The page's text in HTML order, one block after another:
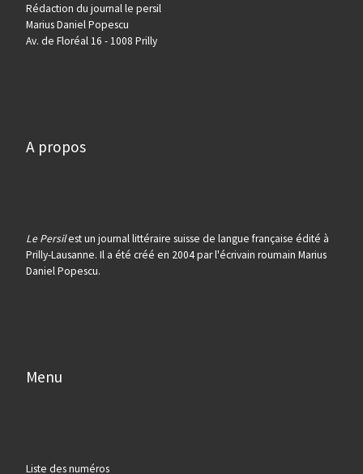
Rédaction du journal le persil
Marius Daniel Popescu
Av. de Floréal 16 - 1008 Prilly
A propos
Le Persilest un journal littéraire suisse de langue française édité à
Prilly-Lausanne. Il a été créé en 2004 par l'écrivain roumain Marius
Daniel Popescu.
Menu
Liste des numéros